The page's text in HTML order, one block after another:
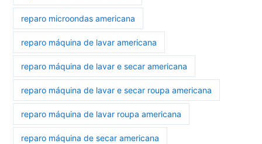
reparo microondas americana
reparo máquina de lavar americana
reparo máquina de lavar e secar americana
reparo máquina de lavar e secar roupa americana
reparo máquina de lavar roupa americana
reparo máquina de secar americana